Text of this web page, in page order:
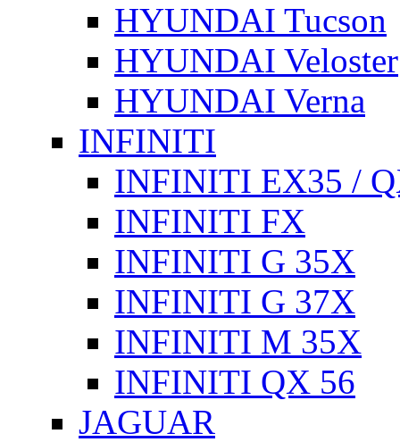
HYUNDAI Tucson
HYUNDAI Veloster
HYUNDAI Verna
INFINITI
INFINITI EX35 /
INFINITI FX
INFINITI G 35X
INFINITI G 37X
INFINITI M 35X
INFINITI QX 56
JAGUAR